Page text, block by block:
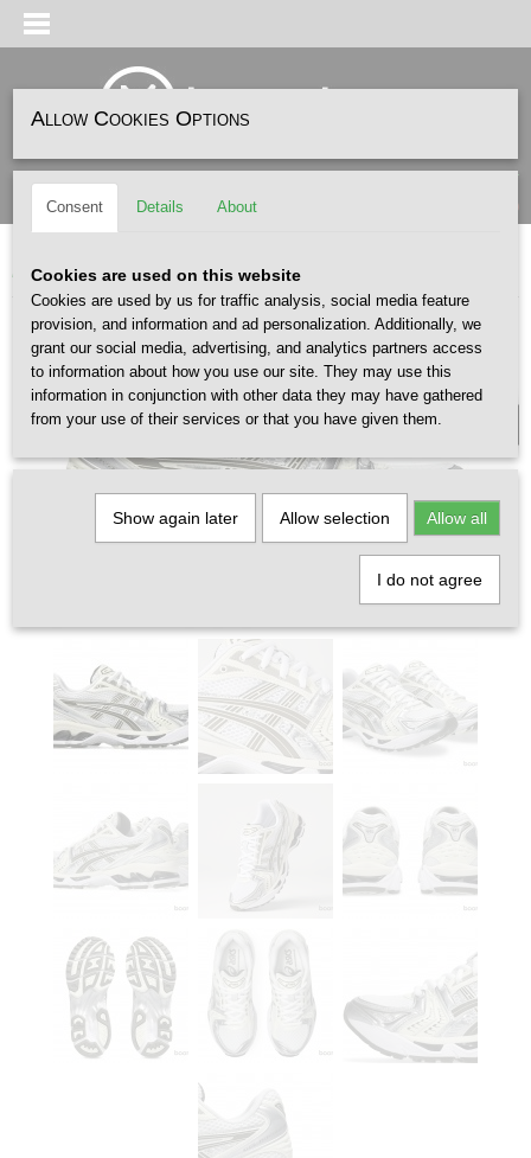
Log in Register SHOPPING CART
(0)
Home>SNEAKERS>ASICS >Asics Gel Kayano 14 White Ivory
UNISEX
Allow Cookies Options
Consent Details About
Cookies are used on this website
Cookies are used by us for traffic analysis, social media feature
provision, and information and ad personalization. Additionally, we
grant our social media, advertising, and analytics partners access
to information about how you use our site. They may use this
information in conjunction with other data they may have gathered
from your use of their services or that you have given them.
Show again later Allow selection Allow all
I do not agree